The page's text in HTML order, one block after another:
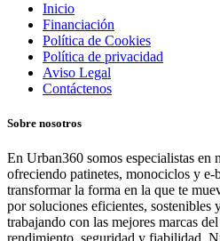
Inicio
Financiación
Política de Cookies
Política de privacidad
Aviso Legal
Contáctenos
Sobre nosotros
En Urban360 somos especialistas en
ofreciendo patinetes, monociclos y e-
transformar la forma en la que te
por soluciones eficientes, sostenibles
trabajando con las mejores marcas